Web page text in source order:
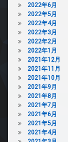
2022年6月
2022年5月
2022年4月
2022年3月
2022年2月
2022年1月
2021年12月
2021年11月
2021年10月
2021年9月
2021年8月
2021年7月
2021年6月
2021年5月
2021年4月